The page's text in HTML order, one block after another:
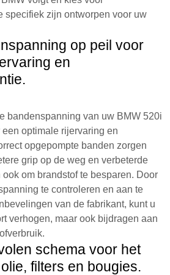
specifiek zijn ontworpen voor uw
op peil voor
en
bandenspanning van uw BMW 520i
optimale rijervaring en
opgepompte banden zorgen
grip op de weg en verbeterde
om brandstof te besparen. Door
te controleren en aan te
van de fabrikant, kunt u
verhogen, maar ook bijdragen aan
schema voor het
filters en bougies.